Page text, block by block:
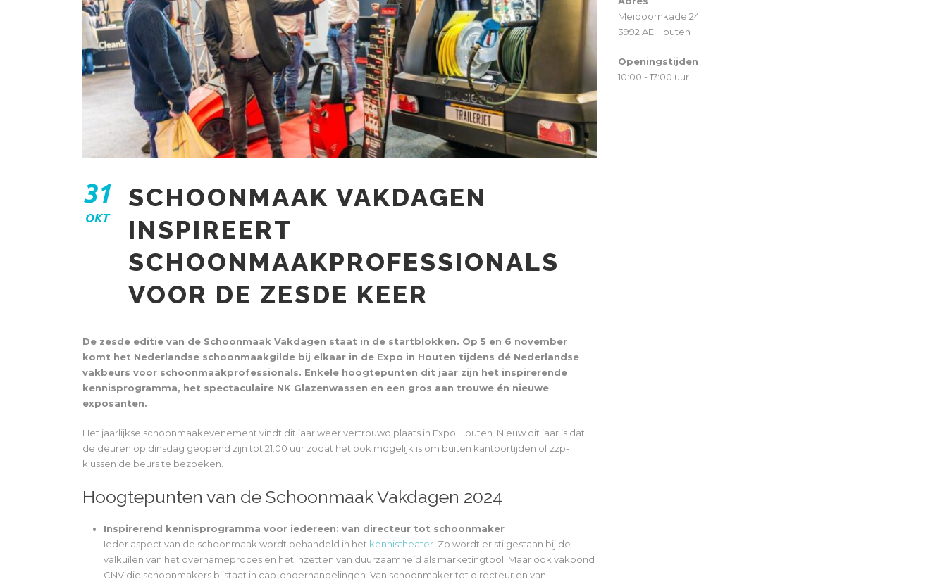
31
OKT
SCHOONMAAK VAKDAGEN
INSPIREERT
SCHOONMAAKPROFESSIONALS
VOOR DE ZESDE KEER
De zesde editie van de Schoonmaak Vakdagen staat in de startblokken. Op 5 en 6 november
komt het Nederlandse schoonmaakgilde bij elkaar in de Expo in Houten tijdens dé Nederlandse
vakbeurs voor schoonmaakprofessionals. Enkele hoogtepunten dit jaar zijn het inspirerende
kennisprogramma, het spectaculaire NK Glazenwassen en een gros aan trouwe én nieuwe
exposanten.
Het jaarlijkse schoonmaakevenement vindt dit jaar weer vertrouwd plaats in Expo Houten. Nieuw dit jaar is dat
de deuren op dinsdag geopend zijn tot 21:00 uur zodat het ook mogelijk is om buiten kantoortijden of zzp-
klussen de beurs te bezoeken.
Hoogtepunten van de Schoonmaak Vakdagen 2024
Inspirerend kennisprogramma voor iedereen: van directeur tot schoonmaker
Ieder aspect van de schoonmaak wordt behandeld in het kennistheater . Zo wordt er stilgestaan bij de
valkuilen van het overnameproces en het inzetten van duurzaamheid als marketingtool. Maar ook vakbond
CNV die schoonmakers bijstaat in cao-onderhandelingen. Van schoonmaker tot directeur en van
Meidoornkade 24
3992 AE Houten
Openingstijden
10:00 - 17:00 uur